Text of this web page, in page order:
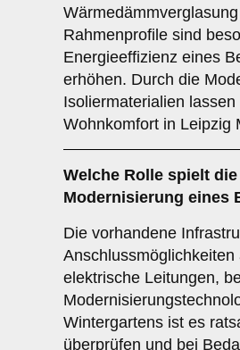
Rahmenprofile sind
Energieeffizienz eines
erhöhen. Durch die
Isoliermaterialien
Wohnkomfort in Leipzig
Welche Rolle spielt
Modernisierung eines
Die vorhandene
elektrische Leitungen,
Wintergartens ist es
überprüfen und bei